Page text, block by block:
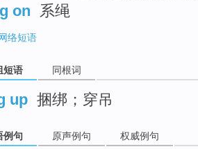
on
系绳
络短语
短语 同根词
up 捆绑；穿吊
例句 原声例句 权威例句